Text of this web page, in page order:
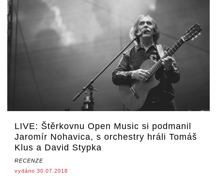
LIVE: Štěrkovnu Open Music si podmanil
Jaromír Nohavica, s orchestry hráli Tomáš
Klus a David Stypka
RECENZE
vydáno 30.07.2018